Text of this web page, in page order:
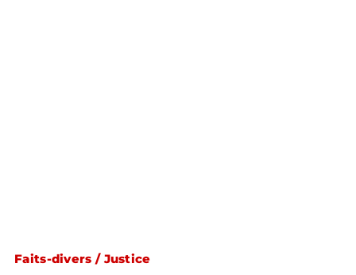
Faits-divers / Justice